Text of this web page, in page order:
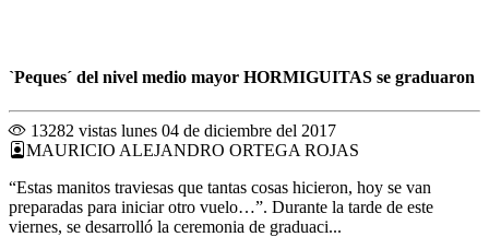
`Peques´ del nivel medio mayor HORMIGUITAS se graduaron
13282 vistas lunes 04 de diciembre del 2017
MAURICIO ALEJANDRO ORTEGA ROJAS
“Estas manitos traviesas que tantas cosas hicieron, hoy se van
preparadas para iniciar otro vuelo…”. Durante la tarde de este
viernes, se desarrolló la ceremonia de graduaci...